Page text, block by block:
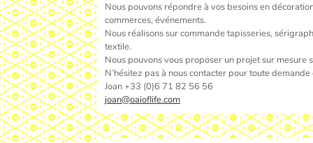
Nous pouvons répondre à vos besoins en
commerces, événements.
Nous réalisons sur commande tapisseries,
textile.
Nous pouvons vous proposer un projet sur mesure
N’hésitez pas à nous contacter pour toute
Joan +33 (0)6 71 82 56 56
joan@oaioflife.com